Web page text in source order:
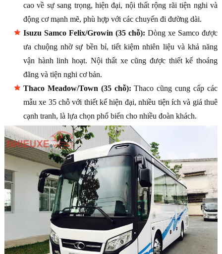
cao về sự sang trọng, hiện đại, nội thất rộng rãi tiện nghi và
động cơ mạnh mẽ, phù hợp với các chuyến đi đường dài.
Isuzu Samco Felix/Growin (35 chỗ): Dòng xe Samco được
ưa chuộng nhờ sự bền bỉ, tiết kiệm nhiên liệu và khả năng
vận hành linh hoạt. Nội thất xe cũng được thiết kế thoáng
đãng và tiện nghi cơ bản.
Thaco Meadow/Town (35 chỗ): Thaco cũng cung cấp các
mẫu xe 35 chỗ với thiết kế hiện đại, nhiều tiện ích và giá thuê
cạnh tranh, là lựa chọn phổ biến cho nhiều đoàn khách.